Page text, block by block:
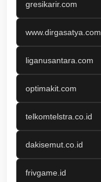
gresikarir.com
www.dirgasatya.com
liganusantara.com
optimakit.com
telkomtelstra.co.id
dakisemut.co.id
frivgame.id